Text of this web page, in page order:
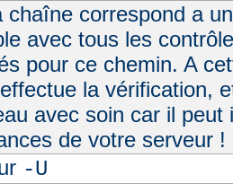
chaîne correspond a
avec tous les
pour ce chemin. A
la vérification,
avec soin car il peut
de votre serveur !
-U